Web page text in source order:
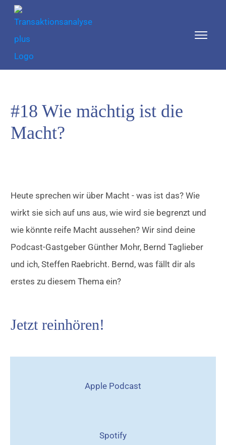
#18 Wie mächtig ist die
Macht?
Heute sprechen wir über Macht - was ist das? Wie
wirkt sie sich auf uns aus, wie wird sie begrenzt und
wie könnte reife Macht aussehen? Wir sind deine
Podcast-Gastgeber Günther Mohr, Bernd Taglieber
und ich, Steffen Raebricht. Bernd, was fällt dir als
erstes zu diesem Thema ein?
Jetzt reinhören!
Apple Podcast
Spotify